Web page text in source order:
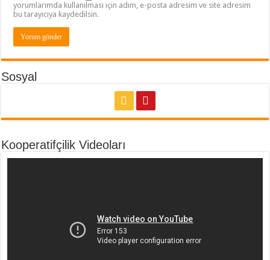
yorumlarımda kullanılması için adım, e-posta adresim ve site adresim
bu tarayıcıya kaydedilsin.
Sosyal
Kooperatifçilik Videoları